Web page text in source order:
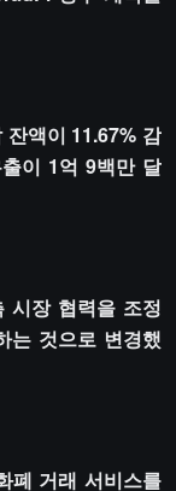
액이 11.67% 감
이 1억 9백만 달
장 협력을 조정
는 것으로 변경했
폐 거래 서비스를